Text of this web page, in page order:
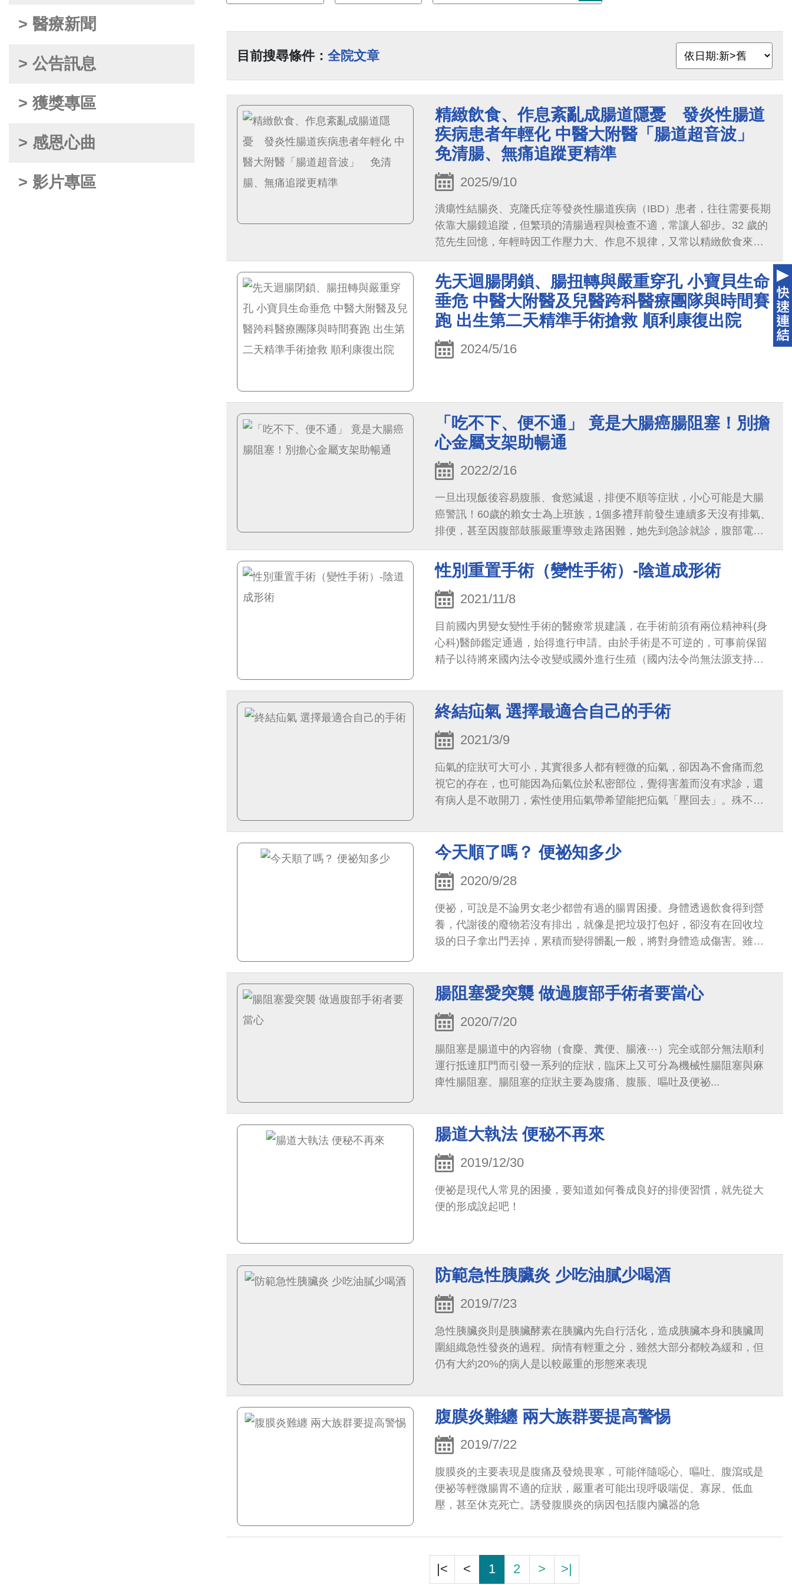
> 醫療新聞
> 公告訊息
> 獲獎專區
> 感恩心曲
> 影片專區
目前搜尋條件： 全院文章
精緻飲食、作息紊亂成腸道隱憂 發炎性腸道
疾病患者年輕化 中醫大附醫「腸道超音波」
免清腸、無痛追蹤更精準
2025/9/10
潰瘍性結腸炎、克隆氏症等發炎性腸道疾病（IBD）患者，往往需要長期
依靠大腸鏡追蹤，但繁瑣的清腸過程與檢查不適，常讓人卻步。32 歲的
范先生回憶，年輕時因工作壓力大、作息不規律，又常以精緻飲食來舒
壓，結果某次腳部突然出現嚴重「疔瘡」，甚至引發高燒住院。當時也
伴隨腹脹、黏液便與血便等腸道症狀，但他以為只是免疫力下降感染所
致，沒有特別重視。隨著疔瘡治療完成、全身發炎獲得控制，腸道症狀
也暫時緩解，因此未進一步檢查或追蹤。
先天迴腸閉鎖、腸扭轉與嚴重穿孔 小寶貝生命
垂危 中醫大附醫及兒醫跨科醫療團隊與時間賽
跑 出生第二天精準手術搶救 順利康復出院
2024/5/16
「吃不下、便不通」 竟是大腸癌腸阻塞！別擔
心金屬支架助暢通
2022/2/16
一旦出現飯後容易腹脹、食慾減退，排便不順等症狀，小心可能是大腸
癌警訊！60歲的賴女士為上班族，1個多禮拜前發生連續多天沒有排氣、
排便，甚至因腹部鼓脹嚴重導致走路困難，她先到急診就診，腹部電腦
斷層懷疑，因為大腸腫瘤造成大腸阻塞，引起「吃不下、便不通」，需
緊急治療。
性別重置手術（變性手術）-陰道成形術
2021/11/8
目前國內男變女變性手術的醫療常規建議，在手術前須有兩位精神科(身
心科)醫師鑑定通過，始得進行申請。由於手術是不可逆的，可事前保留
精子以待將來國內法令改變或國外進行生殖（國內法令尚無法源支持代
終結疝氣 選擇最適合自己的手術
2021/3/9
疝氣的症狀可大可小，其實很多人都有輕微的疝氣，卻因為不會痛而忽
視它的存在，也可能因為疝氣位於私密部位，覺得害羞而沒有求診，還
有病人是不敢開刀，索性使用疝氣帶希望能把疝氣「壓回去」。殊不知
今天順了嗎？ 便祕知多少
2020/9/28
便祕，可說是不論男女老少都曾有過的腸胃困擾。身體透過飲食得到營
養，代謝後的廢物若沒有排出，就像是把垃圾打包好，卻沒有在回收垃
圾的日子拿出門丟掉，累積而變得髒亂一般，將對身體造成傷害。雖然
腸阻塞愛突襲 做過腹部手術者要當心
2020/7/20
腸阻塞是腸道中的內容物（食麋、糞便、腸液⋯）完全或部分無法順利
運行抵達肛門而引發一系列的症狀，臨床上又可分為機械性腸阻塞與麻
痺性腸阻塞。腸阻塞的症狀主要為腹痛、腹脹、嘔吐及便祕...
腸道大執法 便秘不再來
2019/12/30
便祕是現代人常見的困擾，要知道如何養成良好的排便習慣，就先從大
便的形成說起吧！
防範急性胰臟炎 少吃油膩少喝酒
2019/7/23
急性胰臟炎則是胰臟酵素在胰臟內先自行活化，造成胰臟本身和胰臟周
圍組織急性發炎的過程。病情有輕重之分，雖然大部分都較為緩和，但
仍有大約20%的病人是以較嚴重的形態來表現
腹膜炎難纏 兩大族群要提高警惕
2019/7/22
腹膜炎的主要表現是腹痛及發燒畏寒，可能伴隨噁心、嘔吐、腹瀉或是
便祕等輕微腸胃不適的症狀，嚴重者可能出現呼吸喘促、寡尿、低血
壓，甚至休克死亡。誘發腹膜炎的病因包括腹內臟器的急
|< < 1 2 > >|